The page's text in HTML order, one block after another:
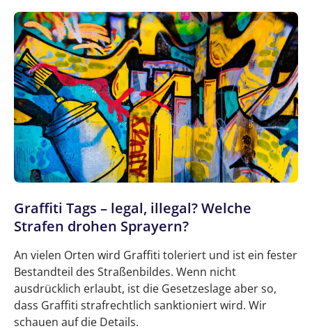
Graffiti Tags – legal, illegal? Welche
Strafen drohen Sprayern?
An vielen Orten wird Graffiti toleriert und ist ein fester
Bestandteil des Straßenbildes. Wenn nicht
ausdrücklich erlaubt, ist die Gesetzeslage aber so,
dass Graffiti strafrechtlich sanktioniert wird. Wir
schauen auf die Details.